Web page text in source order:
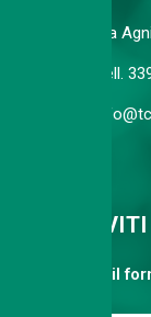
Via
Cell.
Compila il